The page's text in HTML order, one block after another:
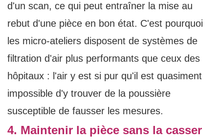
d'un scan, ce qui peut entraîner la mise au
rebut d'une pièce en bon état. C'est pourquoi
les micro-ateliers disposent de systèmes de
filtration d'air plus performants que ceux des
hôpitaux : l'air y est si pur qu'il est quasiment
impossible d'y trouver de la poussière
susceptible de fausser les mesures.
4. Maintenir la pièce sans la casser